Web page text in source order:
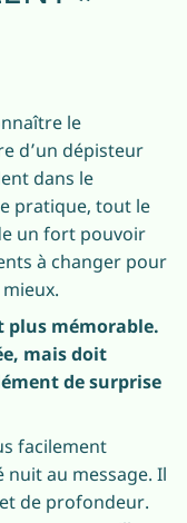
le
d’un dépisteur
dans le
pratique, tout le
un fort pouvoir
à changer pour
plus mémorable.
mais doit
de surprise
facilement
au message. Il
de profondeur.